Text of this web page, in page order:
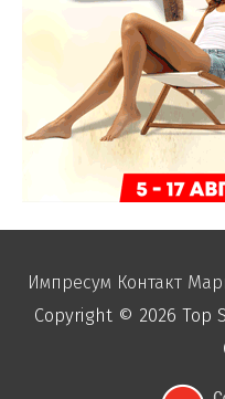
Импресум Контакт
Copyright © 2026 Top